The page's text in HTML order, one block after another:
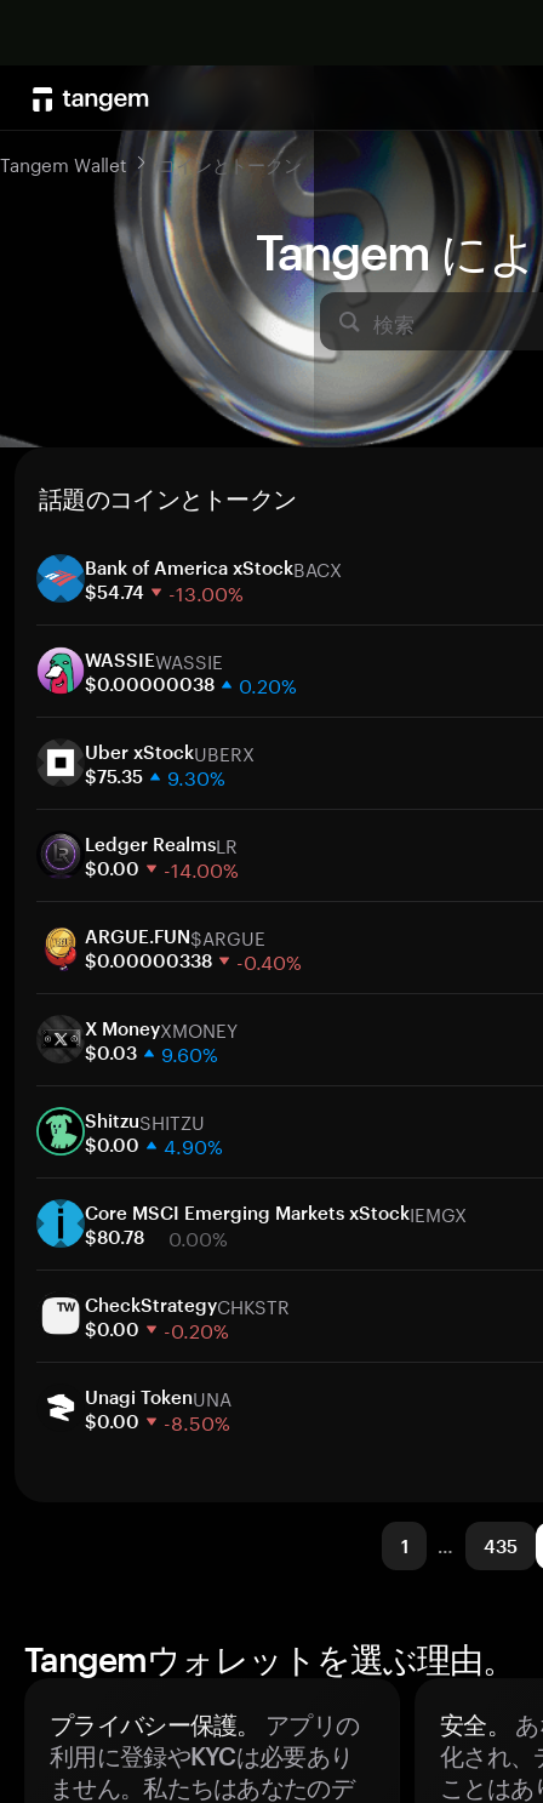
Tangem に
検索
Tangem Wallet コインとトークン
話題のコインとトークン
Bank of America xStockBACX
$54.74 -13.00%
30日間
時価総額
WASSIEWASSIE
$0.00000038 0.20%
30日間
時価総額
Uber xStockUBERX
$75.35 9.30%
30日間
時価総額
Ledger RealmsLR
$0.00 -14.00%
30日間
時価総額
ARGUE.FUN$ARGUE
$0.00000338 -0.40%
30日間
時価総額
X MoneyXMONEY
$0.03 9.60%
30日間
時価総額
ShitzuSHITZU
$0.00 4.90%
30日間
時価総額
Core MSCI Emerging Markets xStockIEMGX
$80.78 0.00%
30日間
時価総額
CheckStrategyCHKSTR
$0.00 -0.20%
30日間
時価総額
Unagi TokenUNA
$0.00 -8.50%
1 … 435
Tangemウォレットを選ぶ理由。
プライバシー保護。
アプリの
利用に登録やKYCは必要あり
ません。私たちはあなたのデ
安全。
化され、
ことはあ